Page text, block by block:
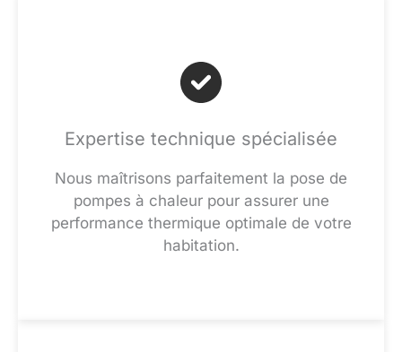
Expertise technique spécialisée
Nous maîtrisons parfaitement la pose de
pompes à chaleur pour assurer une
performance thermique optimale de votre
habitation.